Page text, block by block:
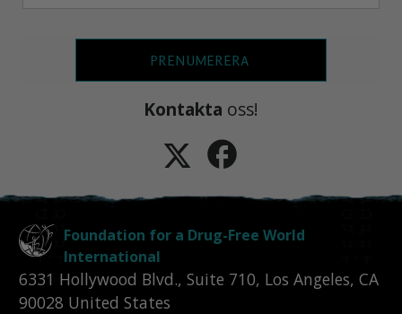
PRENUMERERA
Kontakta oss!
Foundation for a Drug-Free World
International
6331 Hollywood Blvd., Suite 710, Los Angeles, CA
90028 United States